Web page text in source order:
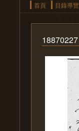
首頁
目錄導覽
18870227